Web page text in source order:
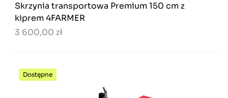
Skrzynia transportowa Premium 150 cm z
kiprem 4FARMER
3 600,00 zł
Dostępne